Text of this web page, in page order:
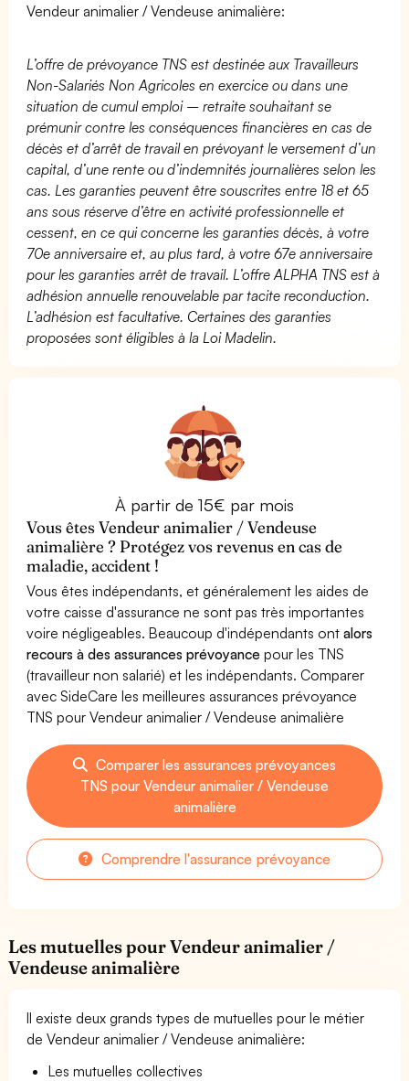
Vendeur animalier / Vendeuse animalière:
L’offre de prévoyance TNS est destinée aux Travailleurs
Non-Salariés Non Agricoles en exercice ou dans une
situation de cumul emploi – retraite souhaitant se
prémunir contre les conséquences financières en cas de
décès et d’arrêt de travail en prévoyant le versement d’un
capital, d’une rente ou d’indemnités journalières selon les
cas. Les garanties peuvent être souscrites entre 18 et 65
ans sous réserve d’être en activité professionnelle et
cessent, en ce qui concerne les garanties décès, à votre
70e anniversaire et, au plus tard, à votre 67e anniversaire
pour les garanties arrêt de travail. L’offre ALPHA TNS est à
adhésion annuelle renouvelable par tacite reconduction.
L’adhésion est facultative. Certaines des garanties
proposées sont éligibles à la Loi Madelin.
À partir de 15€ par mois
Vous êtes Vendeur animalier / Vendeuse
animalière ? Protégez vos revenus en cas de
maladie, accident !
Vous êtes indépendants, et généralement les aides de
votre caisse d'assurance ne sont pas très importantes
voire négligeables. Beaucoup d'indépendants ontalors
recours à des assurances prévoyance pour les TNS
(travailleur non salarié) et les indépendants. Comparer
avec SideCare les meilleures assurances prévoyance
TNS pour Vendeur animalier / Vendeuse animalière
Comparer les assurances prévoyances
TNS pour Vendeur animalier / Vendeuse
animalière
Comprendre l'assurance prévoyance
Les mutuelles pour Vendeur animalier /
Vendeuse animalière
Il existe deux grands types de mutuelles pour le métier
de Vendeur animalier / Vendeuse animalière:
Les mutuelles collectives